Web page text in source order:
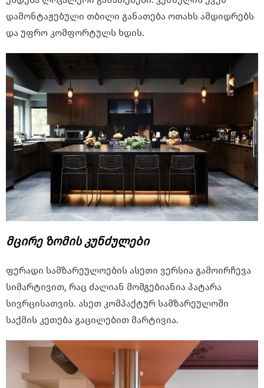
დამონტაჟებული თბილი განათება ოთახს ამდიდრებს
და უფრო კომფორტულს ხდის.
მცირე ზომის კუნძულები
ფერადი სამზარეულოების ასეთი ვერსია გამოირჩევა
სიმარტივით, რაც ძალიან მომგებიანია პატარა
სივრცისათვის. ასეთ კომპაქტურ სამზარეულოში
საქმის კეთება გაცილებით მარტივია.